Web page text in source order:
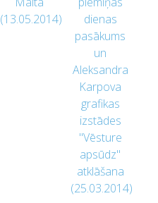
(13.05.2014)
dienas
pasākums
un
Aleksandra
Karpova
grafikas
izstādes
"Vēsture
apsūdz"
atklāšana
(25.03.2014)